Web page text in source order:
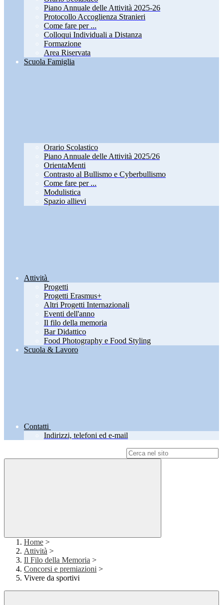
Piano Annuale delle Attività 2025-26
Protocollo Accoglienza Stranieri
Come fare per ...
Colloqui Individuali a Distanza
Formazione
Area Riservata
Scuola Famiglia
Orario Scolastico
Piano Annuale delle Attività 2025/26
OrientaMenti
Contrasto al Bullismo e Cyberbullismo
Come fare per ...
Modulistica
Spazio allievi
Attività
Progetti
Progetti Erasmus+
Altri Progetti Internazionali
Eventi dell'anno
Il filo della memoria
Bar Didattico
Food Photography e Food Styling
Scuola & Lavoro
Contatti
Indirizzi, telefoni ed e-mail
Home >
Attività >
Il Filo della Memoria >
Concorsi e premiazioni >
Vivere da sportivi